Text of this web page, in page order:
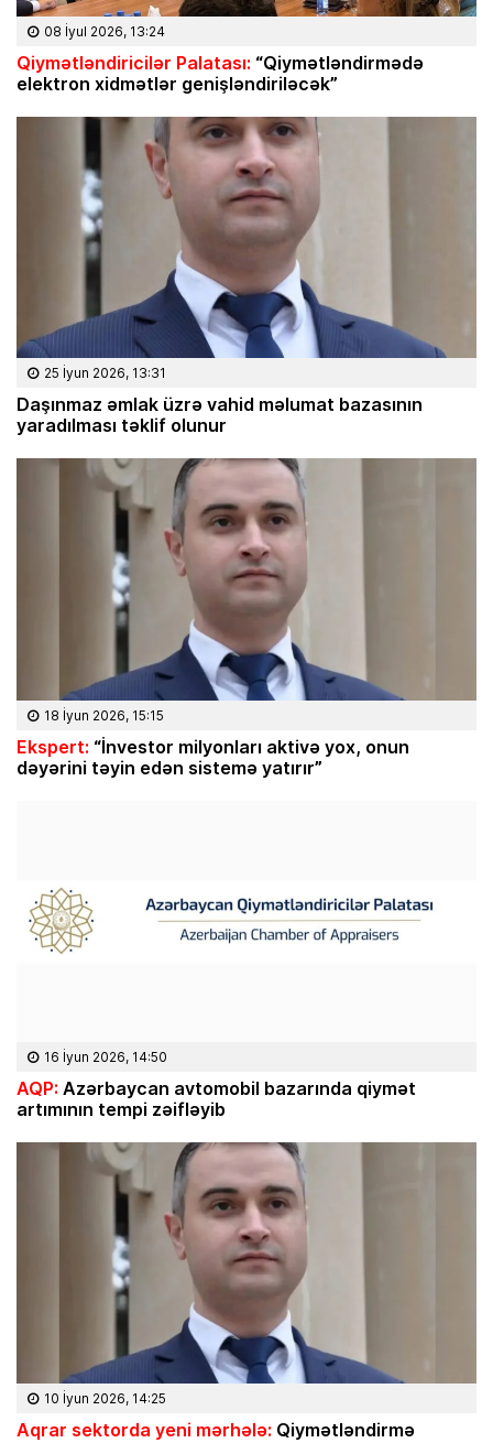
08 İyul 2026, 13:24
Qiymətləndiricilər Palatası: “Qiymətləndirmədə
elektron xidmətlər genişləndiriləcək”
25 İyun 2026, 13:31
Daşınmaz əmlak üzrə vahid məlumat bazasının
yaradılması təklif olunur
18 İyun 2026, 15:15
Ekspert: “İnvestor milyonları aktivə yox, onun
dəyərini təyin edən sistemə yatırır”
16 İyun 2026, 14:50
AQP: Azərbaycan avtomobil bazarında qiymət
artımının tempi zəifləyib
10 İyun 2026, 14:25
Aqrar sektorda yeni mərhələ: Qiymətləndirmə